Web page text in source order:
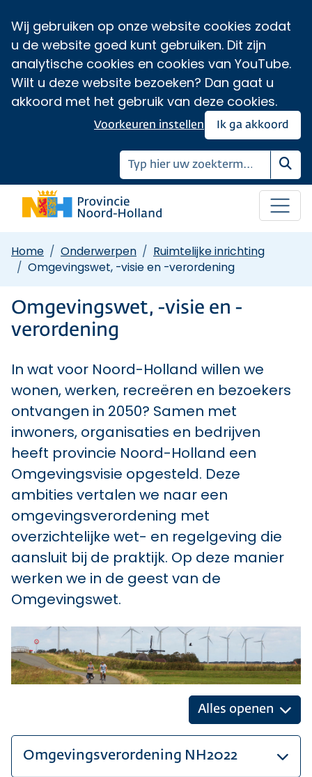
Wij gebruiken op onze website cookies zodat
u de website goed kunt gebruiken. Dit zijn
analytische cookies en cookies van YouTube.
Wilt u deze website bezoeken? Dan gaat u
akkoord met het gebruik van deze cookies.
Ik ga akkoord
Voorkeuren instellen
Home Onderwerpen
Ruimtelijke inrichting
Omgevingswet, -visie en -verordening
Omgevingswet, -visie en -
verordening
In wat voor Noord-Holland willen we
wonen, werken, recreëren en bezoekers
ontvangen in 2050? Samen met
inwoners, organisaties en bedrijven
heeft provincie Noord-Holland een
Omgevingsvisie opgesteld. Deze
ambities vertalen we naar een
omgevingsverordening met
overzichtelijke wet- en regelgeving die
aansluit bij de praktijk. Op deze manier
werken we in de geest van de
Omgevingswet.
Alles openen
Omgevingsverordening NH2022